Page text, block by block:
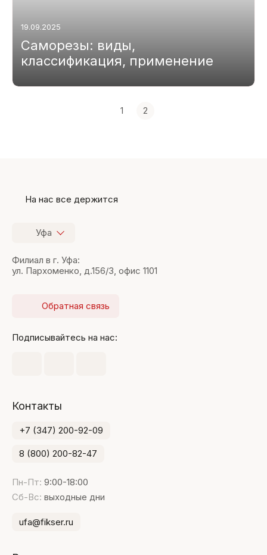
19.09.2025
Саморезы: виды,
классификация, применение
1 2
На нас все держится
Уфа
Филиал в г. Уфа:
ул. Пархоменко, д.156/3, офис 1101
Обратная связь
Подписывайтесь на нас:
Контакты
+7 (347) 200-92-09
8 (800) 200-82-47
Пн-Пт: 9:00-18:00
Сб-Вс: выходные дни
ufa@fikser.ru